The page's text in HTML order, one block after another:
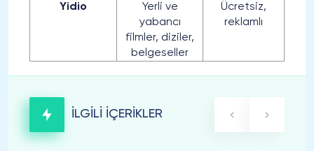
Yidio
Yerli ve
yabancı
filmler, diziler,
belgeseller
Ücretsiz,
reklamlı
İLGİLİ İÇERİKLER